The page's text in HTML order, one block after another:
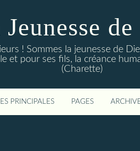
! Sommes la jeunesse de
et pour ses fils, la créance
(Charette)
PRINCIPALES PAGES